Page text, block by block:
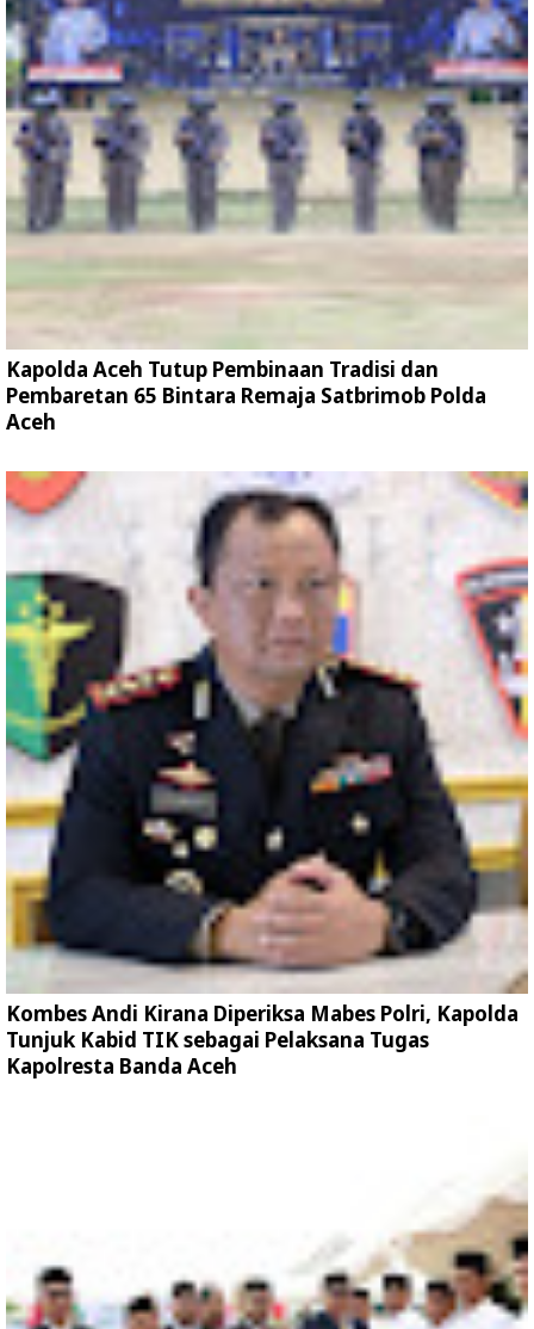
Kapolda Aceh Tutup Pembinaan Tradisi dan
Pembaretan 65 Bintara Remaja Satbrimob Polda
Aceh
Kombes Andi Kirana Diperiksa Mabes Polri, Kapolda
Tunjuk Kabid TIK sebagai Pelaksana Tugas
Kapolresta Banda Aceh